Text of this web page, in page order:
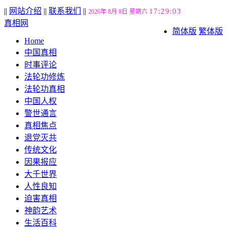
|| 网站介绍 || 联系我们 || 2026年 8月 8日 星期六 17:29:04
简体版 繁体版
真相网
Home
中国真相
时事评论
法轮功修炼
法轮功真相
中国人权
警世通言
真相焦点
退党灭共
传统文化
因果报应
大千世界
人性良知
迫害真相
神韵艺术
生活百科